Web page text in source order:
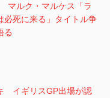
マルク・マルケス「ラ
必死に来る」タイトル争
る
イギリスGP出場が認